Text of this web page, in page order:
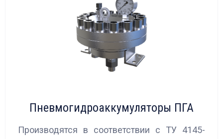
Пневмогидроаккумуляторы ПГА
Производятся в соответствии с ТУ 4145-